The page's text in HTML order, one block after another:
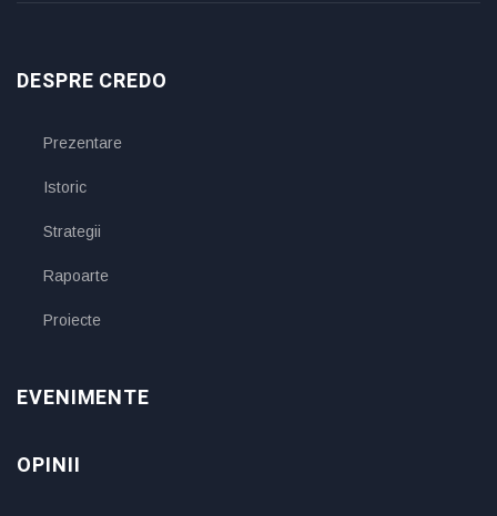
DESPRE CREDO
Prezentare
Istoric
Strategii
Rapoarte
Proiecte
EVENIMENTE
OPINII